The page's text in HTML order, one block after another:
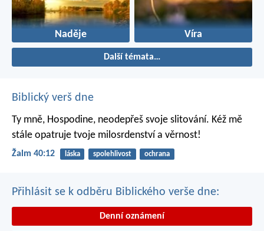
Naděje Víra
Další témata…
Biblický verš dne
Ty mně, Hospodine, neodepřeš svoje slitování. Kéž mě
stále opatruje tvoje milosrdenství a věrnost!
Žalm 40:12 láska spolehlivost ochrana
Přihlásit se k odběru Biblického verše dne:
Denní oznámení